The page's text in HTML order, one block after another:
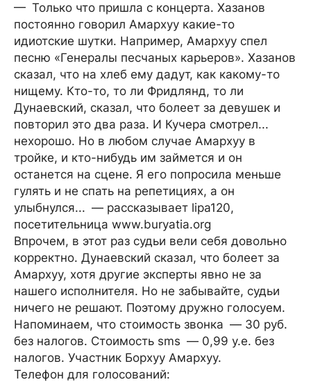
— Только что пришла с концерта. Хазанов
постоянно говорил Амархуу какие-то
идиотские шутки. Например, Амархуу спел
песню «Генералы песчаных карьеров». Хазанов
сказал, что на хлеб ему дадут, как какому-то
нищему. Кто-то, то ли Фридлянд, то ли
Дунаевский, сказал, что болеет за девушек и
повторил это два раза. И Кучера смотрел...
нехорошо. Но в любом случае Амархуу в
тройке, и кто-нибудь им займется и он
останется на сцене. Я его попросила меньше
гулять и не спать на репетициях, а он
улыбнулся... — рассказывает lipa120,
посетительница www.buryatia.org
Впрочем, в этот раз судьи вели себя довольно
корректно. Дунаевский сказал, что болеет за
Амархуу, хотя другие эксперты явно не за
нашего исполнителя. Но не забывайте, судьи
ничего не решают. Поэтому дружно голосуем.
Напоминаем, что стоимость звонка — 30 руб.
без налогов. Стоимость sms — 0,99 у.е. без
налогов. Участник Борхуу Амархуу.
Телефон для голосований: